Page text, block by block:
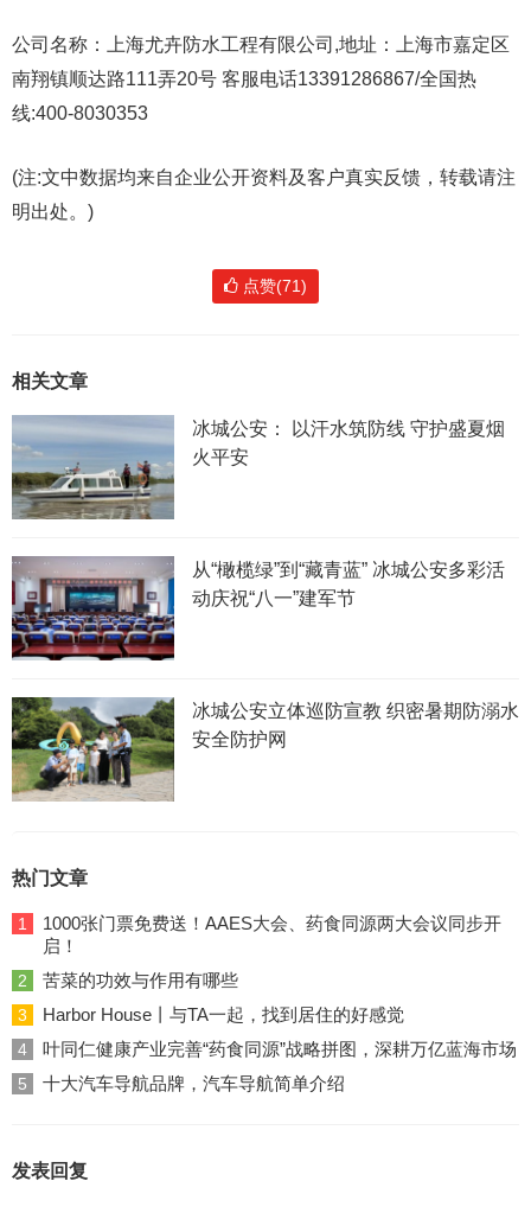
公司名称：上海尤卉防水工程有限公司,地址：上海市嘉定区
南翔镇顺达路111弄20号 客服电话13391286867/全国热
线:400-8030353
(注:文中数据均来自企业公开资料及客户真实反馈，转载请注
明出处。)
点赞(71)
相关文章
冰城公安： 以汗水筑防线 守护盛夏烟
火平安
从“橄榄绿”到“藏青蓝” 冰城公安多彩活
动庆祝“八一”建军节
冰城公安立体巡防宣教 织密暑期防溺水
安全防护网
热门文章
1
1000张门票免费送！AAES大会、药食同源两大会议同步开
启！
2 苦菜的功效与作用有哪些
3 Harbor House丨与TA一起，找到居住的好感觉
4 叶同仁健康产业完善“药食同源”战略拼图，深耕万亿蓝海市场
5 十大汽车导航品牌，汽车导航简单介绍
发表回复